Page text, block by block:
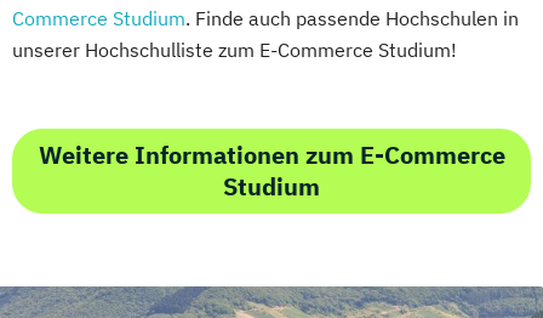
Commerce Studium. Finde auch passende Hochschulen in
unserer Hochschulliste zum E-Commerce Studium!
Weitere Informationen zum E-Commerce
Studium